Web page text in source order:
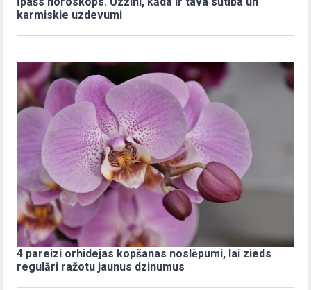
karmiskie uzdevumi
4 pareizi orhidejas kopšanas noslēpumi, lai zieds
regulāri ražotu jaunus dzinumus